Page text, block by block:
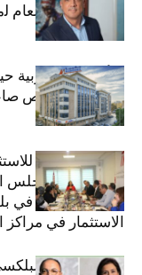
ﻣﻧﺻب اﻟﻣدﯾر
وﻏرب أﻓرﯾﻘﯾﺎ
فاعل رائد بفرص
(+34.8%)
الهيئة التونسية
والعشرين للمجلس
القطاع الخاص في
الاستثمار في مراكز
قيادة مزدوجة